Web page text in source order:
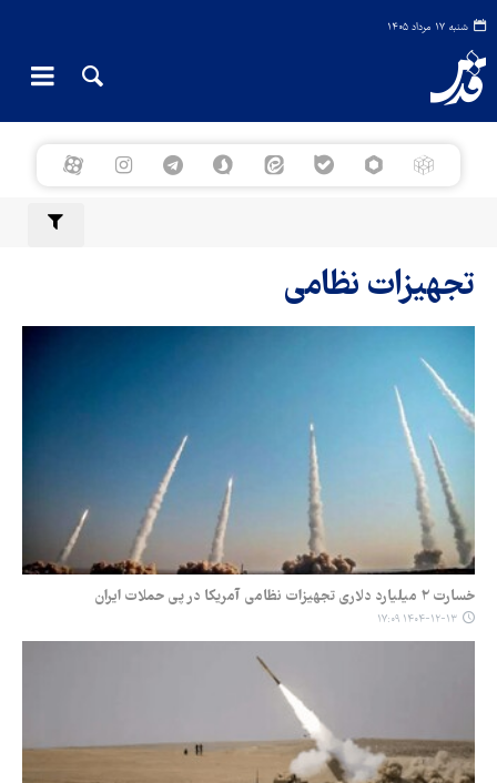
شنبه ۱۷ مرداد ۱۴۰۵
تجهیزات نظامی
خسارت ۲ میلیارد دلاری تجهیزات نظامی آمریکا در پی حملات ایران
۱۴۰۴-۱۲-۱۳ ۱۷:۰۹